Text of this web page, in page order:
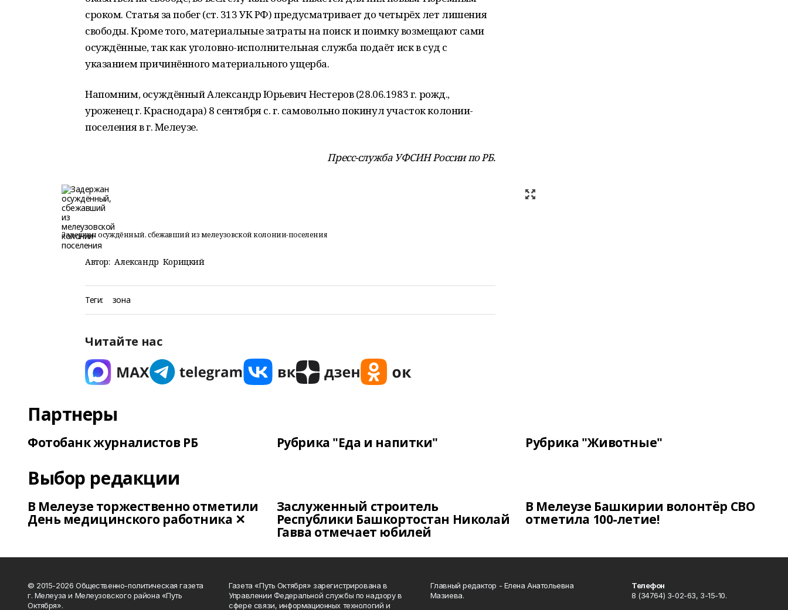
сроком. Статья за побег (ст. 313 УК РФ) предусматривает до четырёх лет лишения
свободы. Кроме того, материальные затраты на поиск и поимку возмещают сами
осуждённые, так как уголовно-исполнительная служба подаёт иск в суд с
указанием причинённого материального ущерба.
Напомним, осуждённый Александр Юрьевич Нестеров (28.06.1983 г. рожд.,
уроженец г. Краснодара) 8 сентября с. г. самовольно покинул участок колонии-
поселения в г. Мелеузе.
Пресс-служба УФСИН России по РБ.
Задержан осуждённый, сбежавший из мелеузовской колонии-поселения
Автор: Александр Корицкий
Теги: зона
Читайте нас
Партнеры
Фотобанк журналистов РБ Рубрика "Еда и напитки" Рубрика "Животные"
Выбор редакции
В Мелеузе торжественно отметили
День медицинского работника ✕
Заслуженный строитель
Республики Башкортостан Николай
Гавва отмечает юбилей
В Мелеузе Башкирии волонтёр СВО
отметила 100-летие!
© 2015-2026 Общественно-политическая газета
г. Мелеуза и Мелеузовского района «Путь
Октября».
Газета «Путь Октября» зарегистрирована в
Управлении Федеральной службы по надзору в
сфере связи, информационных технологий и
Главный редактор - Елена Анатольевна
Мазиева.
Телефон
8 (34764) 3-02-63, 3-15-10.